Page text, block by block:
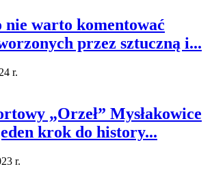
nie warto komentować
przez sztuczną i...
r.
„Orzeł” Mysłakowice
krok do history...
r.